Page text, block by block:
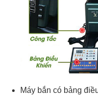
Máy bắn có bảng